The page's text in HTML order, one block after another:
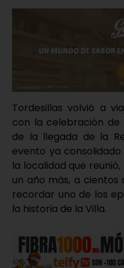
Tordesillas volvió a
con la celebración de
de la llegada de la
evento ya
la localidad que
un año más, a
recordar uno de los
la historia de la Villa.